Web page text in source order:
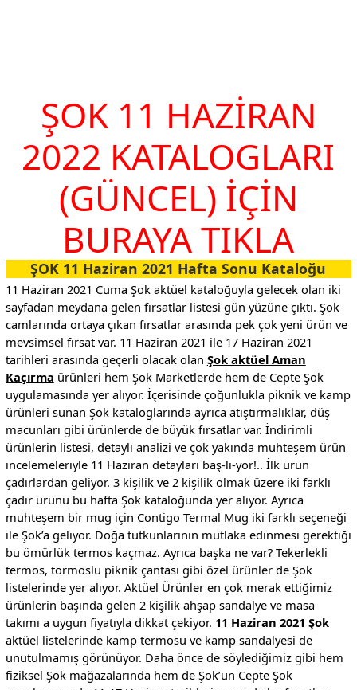
ŞOK 11 HAZİRAN
2022 KATALOGLARI
(GÜNCEL) İÇİN
BURAYA TIKLA
ŞOK 11 Haziran 2021 Hafta Sonu Kataloğu
11 Haziran 2021 Cuma Şok aktüel kataloğuyla gelecek olan iki
sayfadan meydana gelen fırsatlar listesi gün yüzüne çıktı. Şok
camlarında ortaya çıkan fırsatlar arasında pek çok yeni ürün ve
mevsimsel fırsat var. 11 Haziran 2021 ile 17 Haziran 2021
tarihleri arasında geçerli olacak olan Şok aktüel Aman
Kaçırma ürünleri hem Şok Marketlerde hem de Cepte Şok
uygulamasında yer alıyor. İçerisinde çoğunlukla piknik ve kamp
ürünleri sunan Şok kataloglarında ayrıca atıştırmalıklar, düş
macunları gibi ürünlerde de büyük fırsatlar var. İndirimli
ürünlerin listesi, detaylı analizi ve çok yakında muhteşem ürün
incelemeleriyle 11 Haziran detayları baş-lı-yor!.. İlk ürün
çadırlardan geliyor. 3 kişilik ve 2 kişilik olmak üzere iki farklı
çadır ürünü bu hafta Şok kataloğunda yer alıyor. Ayrıca
muhteşem bir mug için Contigo Termal Mug iki farklı seçeneği
ile Şok’a geliyor. Doğa tutkunlarının mutlaka edinmesi gerektiği
bu ömürlük termos kaçmaz. Ayrıca başka ne var? Tekerlekli
termos, tormoslu piknik çantası gibi özel ürünler de Şok
listelerinde yer alıyor. Aktüel Ürünler en çok merak ettiğimiz
ürünlerin başında gelen 2 kişilik ahşap sandalye ve masa
takımı a uygun fiyatıyla dikkat çekiyor. 11 Haziran 2021 Şok
aktüel listelerinde kamp termosu ve kamp sandalyesi de
unutulmamış görünüyor. Daha önce de söylediğimiz gibi hem
fiziksel Şok mağazalarında hem de Şok’un Cepte Şok